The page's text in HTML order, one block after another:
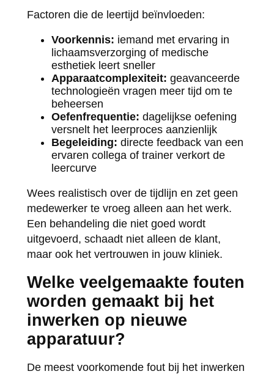
Factoren die de leertijd beïnvloeden:
Voorkennis: iemand met ervaring in
lichaamsverzorging of medische
esthetiek leert sneller
Apparaatcomplexiteit: geavanceerde
technologieën vragen meer tijd om te
beheersen
Oefenfrequentie: dagelijkse oefening
versnelt het leerproces aanzienlijk
Begeleiding: directe feedback van een
ervaren collega of trainer verkort de
leercurve
Wees realistisch over de tijdlijn en zet geen
medewerker te vroeg alleen aan het werk.
Een behandeling die niet goed wordt
uitgevoerd, schaadt niet alleen de klant,
maar ook het vertrouwen in jouw kliniek.
Welke veelgemaakte fouten
worden gemaakt bij het
inwerken op nieuwe
apparatuur?
De meest voorkomende fout bij het inwerken